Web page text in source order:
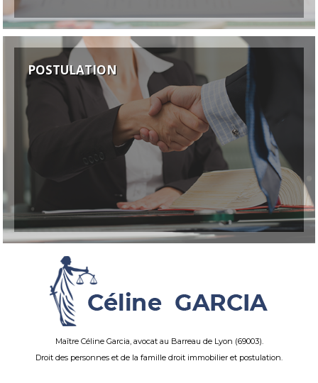
POSTULATION
Maître Céline Garcia, avocat au Barreau de Lyon (69003).
Droit des personnes et de la famille droit immobilier et postulation.